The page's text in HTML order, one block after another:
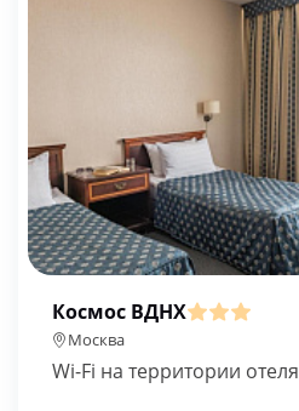
Космос ВДНХ
Москва
Wi-Fi на территории отеля